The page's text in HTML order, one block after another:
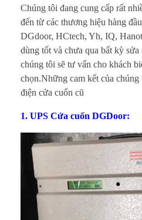
u
đ
i
ệ
n
c
Chúng tôi đang cung cấp rất
đến từ các thương hiệu hàng
DGdoor, HCtech, Yh, IQ,
dùng tốt và chưa qua bất kỳ
chúng tôi sẽ tư vấn cho khách
chọn.Những cam kết của
điện cửa cuốn cũ
1. UPS Cửa cuốn DGDoor: